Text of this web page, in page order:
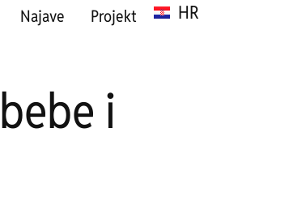
Najave Projekt HR
SR
i